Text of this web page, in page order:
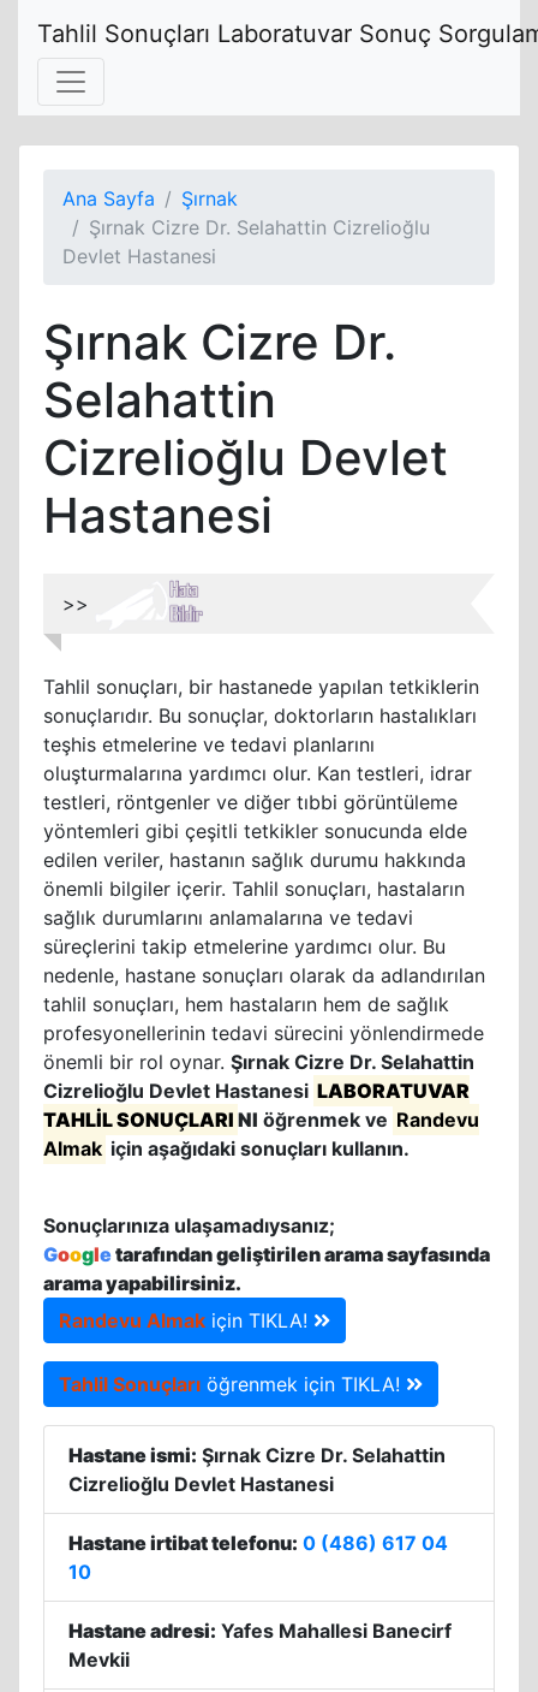
Tahlil Sonuçları Laboratuvar Sonuç
Ana Sayfa
Şırnak
Şırnak Cizre Dr. Selahattin Cizrelioğlu
Devlet Hastanesi
Şırnak Cizre Dr.
Selahattin
Cizrelioğlu Devlet
Hastanesi
>>
Tahlil sonuçları, bir hastanede yapılan tetkiklerin
sonuçlarıdır. Bu sonuçlar, doktorların hastalıkları
teşhis etmelerine ve tedavi planlarını
oluşturmalarına yardımcı olur. Kan testleri, idrar
testleri, röntgenler ve diğer tıbbi görüntüleme
yöntemleri gibi çeşitli tetkikler sonucunda elde
edilen veriler, hastanın sağlık durumu hakkında
önemli bilgiler içerir. Tahlil sonuçları, hastaların
sağlık durumlarını anlamalarına ve tedavi
süreçlerini takip etmelerine yardımcı olur. Bu
nedenle, hastane sonuçları olarak da adlandırılan
tahlil sonuçları, hem hastaların hem de sağlık
profesyonellerinin tedavi sürecini yönlendirmede
önemli bir rol oynar. Şırnak Cizre Dr. Selahattin
Cizrelioğlu Devlet Hastanesi LABORATUVAR
TAHLİL SONUÇLARI NI öğrenmek ve Randevu
Almak için aşağıdaki sonuçları kullanın.
Sonuçlarınıza ulaşamadıysanız;
Googletarafından geliştirilen arama sayfasında
arama yapabilirsiniz.
Randevu Almak için TIKLA!
Tahlil Sonuçları öğrenmek için TIKLA!
Hastane ismi: Şırnak Cizre Dr. Selahattin
Cizrelioğlu Devlet Hastanesi
Hastane irtibat telefonu: 0 (486) 617 04
10
Hastane adresi: Yafes Mahallesi Banecirf
Mevkii